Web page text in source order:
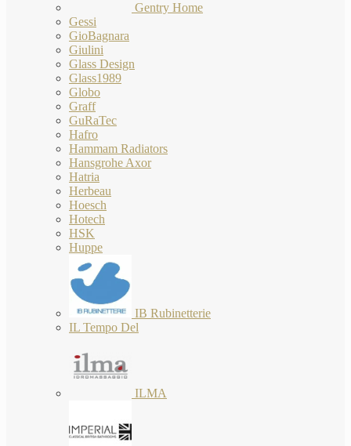
Gentry Home
Gessi
GioBagnara
Giulini
Glass Design
Glass1989
Globo
Graff
GuRaTec
Hafro
Hammam Radiators
Hansgrohe Axor
Hatria
Herbeau
Hoesch
Hotech
HSK
Huppe
IB Rubinetterie
IL Tempo Del
ILMA